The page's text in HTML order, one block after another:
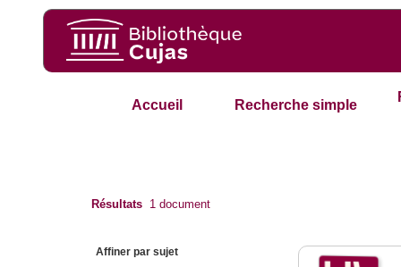
Accueil Recherche simple
Résultats 1 document
Affiner par sujet